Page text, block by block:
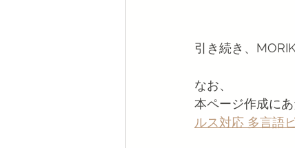
引き続き、
なお、
本ページ作成に
ルス対応 多言語